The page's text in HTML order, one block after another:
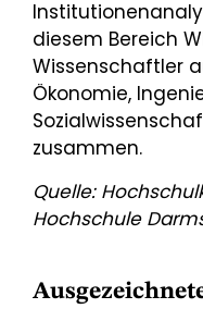
diesem Bereich
Wissenschaftler
Ökonomie,
zusammen.
Quelle:
Hochschule